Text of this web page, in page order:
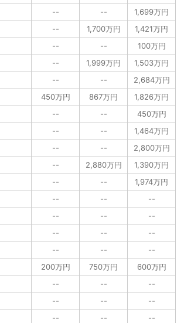
-- --
1,699万円
-- 1,700万円
1,421万円
-- --
100万円
-- 1,999万円
1,503万円
-- --
2,684万円
450万円 867万円
1,826万円
-- --
450万円
-- --
1,464万円
-- --
2,800万円
-- 2,880万円
1,390万円
-- --
1,974万円
-- --
--
-- --
--
-- --
--
-- --
--
200万円 750万円
600万円
-- --
--
-- --
--
-- --
--